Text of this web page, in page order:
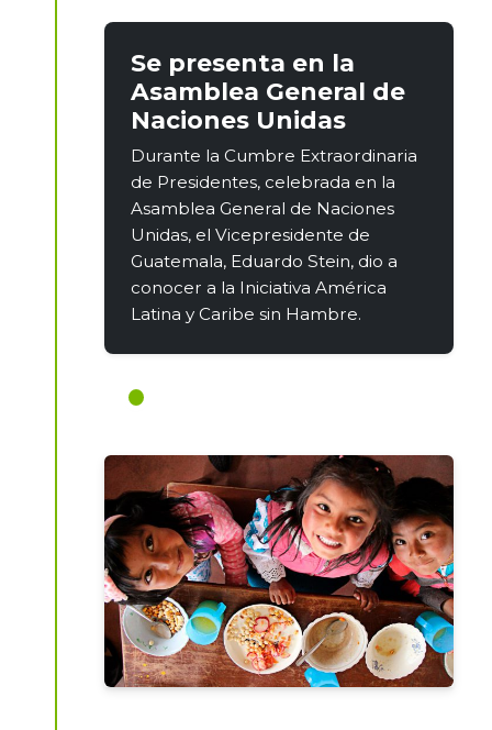
Se presenta en la
Asamblea General de
Naciones Unidas
Durante la Cumbre Extraordinaria
de Presidentes, celebrada en la
Asamblea General de Naciones
Unidas, el Vicepresidente de
Guatemala, Eduardo Stein, dio a
conocer a la Iniciativa América
Latina y Caribe sin Hambre.